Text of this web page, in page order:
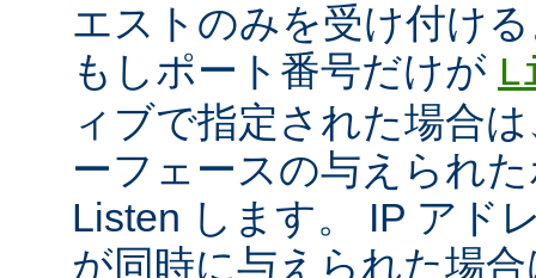
エストのみを受け付け
もしポート番号だけが
ィブで指定された場合
ーフェースの与えられ
Listen します。 IP アド
が同時に与えられた場